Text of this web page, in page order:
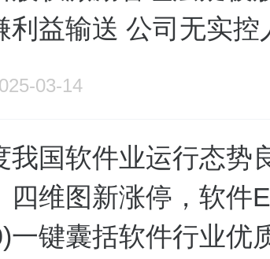
利益输送 公司无实控
03-14
我国软件业运行态势
四维图新涨停，软件
一键囊括软件行业优